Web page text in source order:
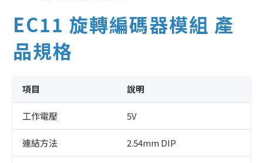
EC11 旋轉編碼器模組 產
品規格
項目 說明
工作電壓 5V
連結方法 2.54mm DIP